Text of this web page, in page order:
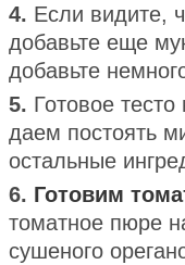
4. Если видите,
добавьте еще
добавьте
5. Готовое
даем постоять
остальные
6. Готовим
томатное пюре
сушеного